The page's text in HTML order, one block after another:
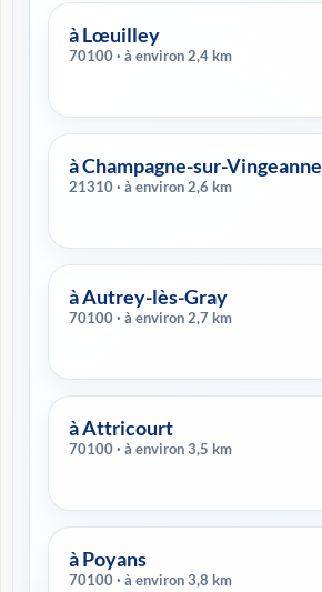
à Lœuilley
70100 · à environ 2,4 km
à Champagne-sur-Vingeanne
21310 · à environ 2,6 km
à Autrey-lès-Gray
70100 · à environ 2,7 km
à Attricourt
70100 · à environ 3,5 km
à Poyans
70100 · à environ 3,8 km